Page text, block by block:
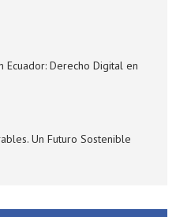
Ecuador: Derecho Digital en
Un Futuro Sostenible